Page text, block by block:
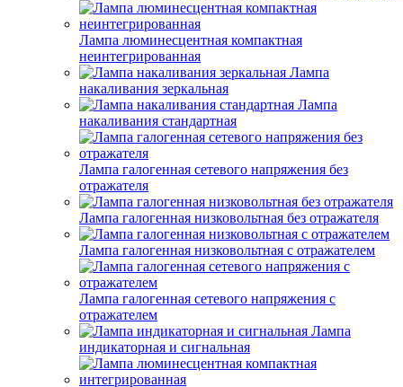
Лампа люминесцентная компактная
неинтегрированная
Лампа
накаливания зеркальная
Лампа
накаливания стандартная
Лампа галогенная сетевого напряжения без
отражателя
Лампа галогенная низковольтная без отражателя
Лампа галогенная низковольтная с отражателем
Лампа галогенная сетевого напряжения с
отражателем
Лампа
индикаторная и сигнальная